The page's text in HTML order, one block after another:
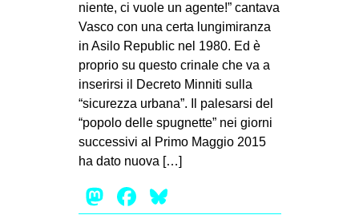
niente, ci vuole un agente!” cantava
Vasco con una certa lungimiranza
in Asilo Republic nel 1980. Ed è
proprio su questo crinale che va a
inserirsi il Decreto Minniti sulla
“sicurezza urbana”. Il palesarsi del
“popolo delle spugnette” nei giorni
successivi al Primo Maggio 2015
ha dato nuova […]
Mastodon
Facebook